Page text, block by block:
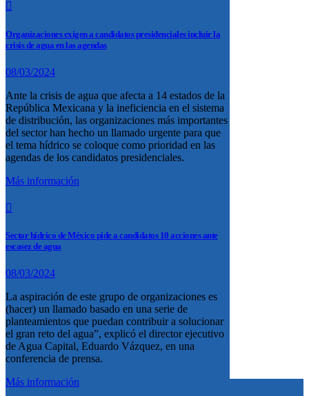
Organizaciones exigen a candidatos presidenciales incluir la
crisis de agua en las agendas
08/03/2024
Ante la crisis de agua que afecta a 14 estados de la
República Mexicana y la ineficiencia en el sistema
de distribución, las organizaciones más importantes
del sector han hecho un llamado urgente para que
el tema hídrico se coloque como prioridad en las
agendas de los candidatos presidenciales.
Más información
Sector hídrico de México pide a candidatos 10 acciones ante
escasez de agua
08/03/2024
La aspiración de este grupo de organizaciones es
(hacer) un llamado basado en una serie de
planteamientos que puedan contribuir a solucionar
el gran reto del agua”, explicó el director ejecutivo
de Agua Capital, Eduardo Vázquez, en una
conferencia de prensa.
Más información